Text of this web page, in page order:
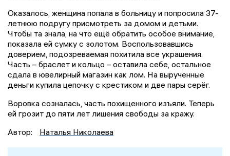
Оказалось, женщина попала в больницу и попросила 37-
летнюю подругу присмотреть за домом и детьми.
Чтобы та знала, на что ещё обратить особое внимание,
показала ей сумку с золотом. Воспользовавшись
доверием, подозреваемая похитила все украшения.
Часть – браслет и кольцо – оставила себе, остальное
сдала в ювелирный магазин как лом. На вырученные
деньги купила цепочку с крестиком и две пары серёг.
Воровка созналась, часть похищенного изъяли. Теперь
ей грозит до пяти лет лишения свободы за кражу.
Автор:
Наталья Николаева